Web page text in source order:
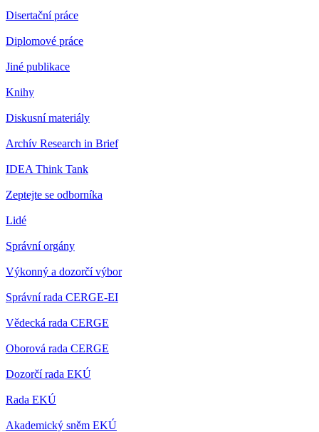
Disertační práce
Diplomové práce
Jiné publikace
Knihy
Diskusní materiály
Archív Research in Brief
IDEA Think Tank
Zeptejte se odborníka
Lidé
Správní orgány
Výkonný a dozorčí výbor
Správní rada CERGE-EI
Vědecká rada CERGE
Oborová rada CERGE
Dozorčí rada EKÚ
Rada EKÚ
Akademický sněm EKÚ